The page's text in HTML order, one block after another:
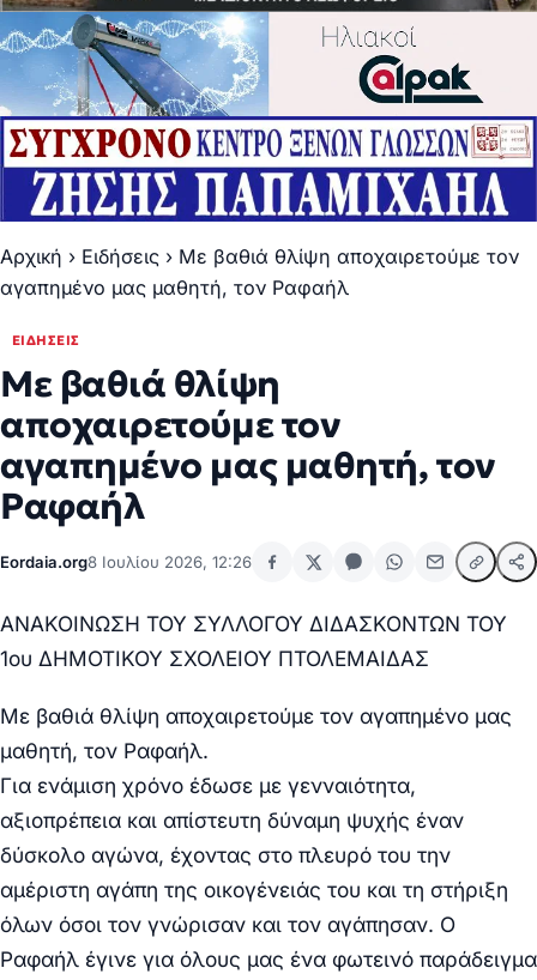
Αρχική › Ειδήσεις › Με βαθιά θλίψη αποχαιρετούμε τον
αγαπημένο μας μαθητή, τον Ραφαήλ
ΕΙΔΉΣΕΙΣ
Με βαθιά θλίψη
αποχαιρετούμε τον
αγαπημένο μας μαθητή, τον
Ραφαήλ
Eordaia.org8 Ιουλίου 2026, 12:26
ΑΝΑΚΟΙΝΩΣΗ ΤΟΥ ΣΥΛΛΟΓΟΥ ΔΙΔΑΣΚΟΝΤΩΝ ΤΟΥ
1ου ΔΗΜΟΤΙΚΟΥ ΣΧΟΛΕΙΟΥ ΠΤΟΛΕΜΑΙΔΑΣ
Με βαθιά θλίψη αποχαιρετούμε τον αγαπημένο μας
μαθητή, τον Ραφαήλ.
Για ενάμιση χρόνο έδωσε με γενναιότητα,
αξιοπρέπεια και απίστευτη δύναμη ψυχής έναν
δύσκολο αγώνα, έχοντας στο πλευρό του την
αμέριστη αγάπη της οικογένειάς του και τη στήριξη
όλων όσοι τον γνώρισαν και τον αγάπησαν. Ο
Ραφαήλ έγινε για όλους μας ένα φωτεινό παράδειγμα